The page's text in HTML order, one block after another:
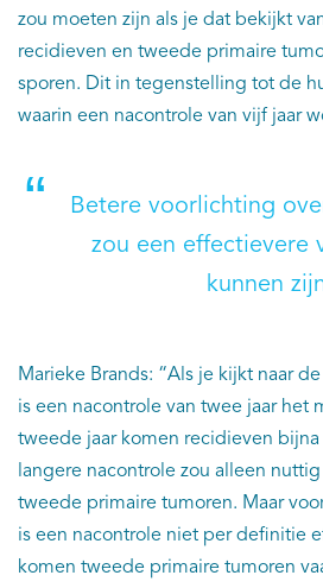
zou moeten zijn als je dat bekijkt
recidieven en tweede primaire
sporen. Dit in tegenstelling tot de
waarin een nacontrole van vijf jaar
Betere voorlichting
zou een effectievere
kunnen
Marieke Brands: “Als je kijkt naar
is een nacontrole van twee jaar het
tweede jaar komen recidieven bijna
langere nacontrole zou alleen
tweede primaire tumoren. Maar
is een nacontrole niet per definitie
komen tweede primaire tumoren